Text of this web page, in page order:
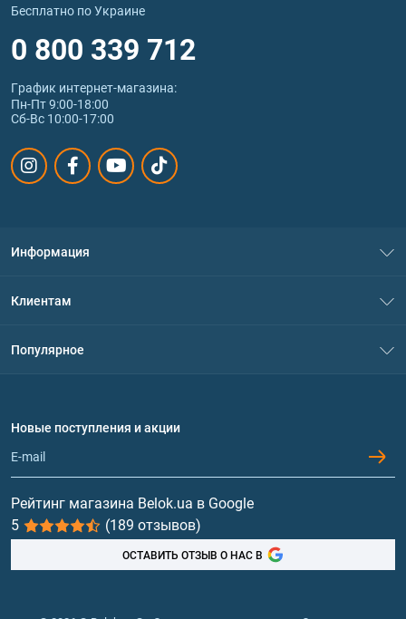
Бесплатно по Украине
0 800 339 712
График интернет‑магазина:
Пн-Пт 9:00-18:00
Сб-Вс 10:00-17:00
Информация
Политика конфиденциальности
Обмен и возврат
Клиентам
Популярное
Протеин
Гейнеры
Витамины и минералы
Рыбий жир, жирные кислоты
Новые поступления и акции
Рейтинг магазина Belok.ua в Google
5
(189 отзывов)
ОСТАВИТЬ ОТЗЫВ О НАС В